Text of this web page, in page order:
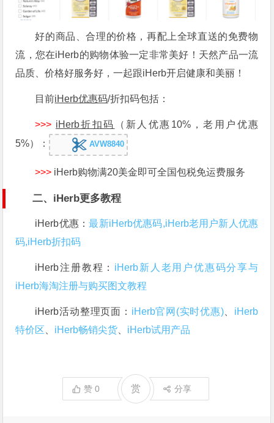
好的商品、合理的价格，再配上全球直送的免费物
流，您在iHerb的购物体验一定非常美好！天然产品一流
品质、价格好服务好，一起跟iHerb开启健康和美丽！
目前iHerb优惠码/折扣码包括：
>>> iHerb折扣码
（新人优惠10%，老用户优惠
5%）：
AVW8840
>>> iHerb购物满20美金即可全国包税免运费服务
二、iHerb更多教程
iHerb优惠：最新iHerb优惠码,iHerb老用户新人优惠
码,iHerb折扣码
iHerb注册教程： iHerb新人老用户优惠码分享与
iHerb海淘注册与购买图文教程
iHerb活动整理页面： iHerb官网(实时优惠)、 iHerb
特价区、 iHerb畅销尖货、 iHerb试用产品
赞0 赏 分享